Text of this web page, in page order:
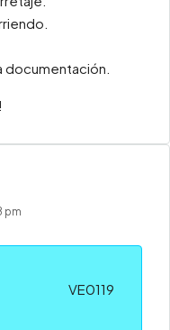
documentación.
pm
VE0119